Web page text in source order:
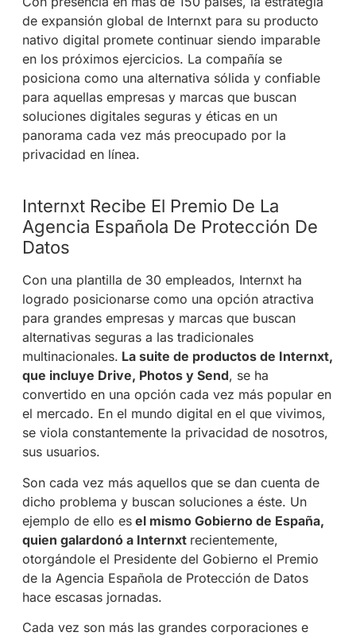
de expansión global de Internxt para su producto
nativo digital promete continuar siendo imparable
en los próximos ejercicios. La compañía se
posiciona como una alternativa sólida y confiable
para aquellas empresas y marcas que buscan
soluciones digitales seguras y éticas en un
panorama cada vez más preocupado por la
privacidad en línea.
Internxt Recibe El Premio De La
Agencia Española De Protección De
Datos
Con una plantilla de 30 empleados, Internxt ha
logrado posicionarse como una opción atractiva
para grandes empresas y marcas que buscan
alternativas seguras a las tradicionales
multinacionales. La suite de productos de Internxt,
que incluye Drive, Photos y Send, se ha
convertido en una opción cada vez más popular en
el mercado. En el mundo digital en el que vivimos,
se viola constantemente la privacidad de nosotros,
sus usuarios.
Son cada vez más aquellos que se dan cuenta de
dicho problema y buscan soluciones a éste. Un
ejemplo de ello esel mismo Gobierno de España,
quien galardonó a Internxt recientemente,
otorgándole el Presidente del Gobierno el Premio
de la Agencia Española de Protección de Datos
hace escasas jornadas.
Cada vez son más las grandes corporaciones e